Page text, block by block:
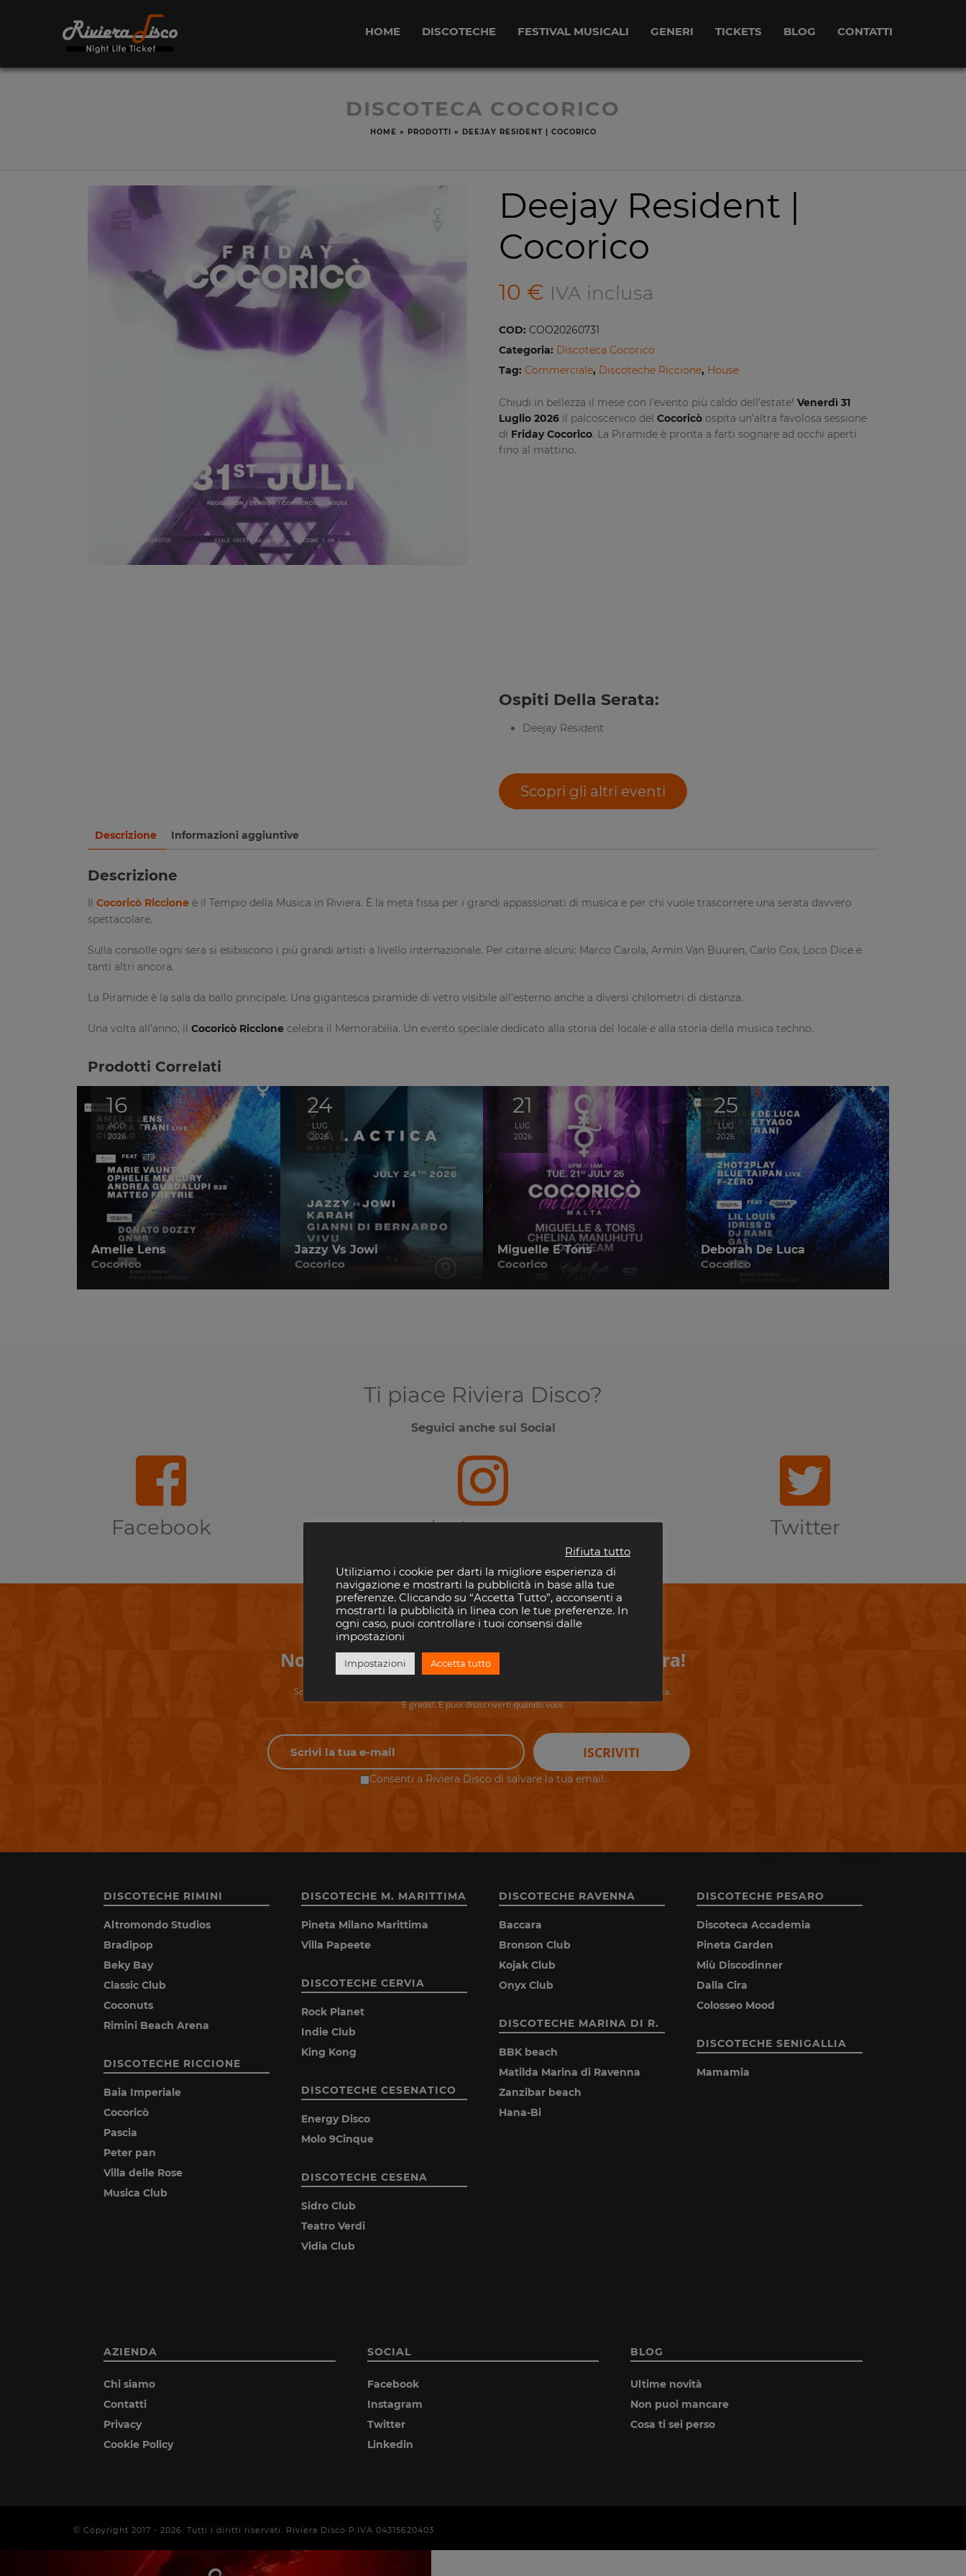
HOME DISCOTECHE FESTIVAL MUSICALI GENERI TICKETS BLOG CONTATTI
DISCOTECA COCORICO
HOME » PRODOTTI » DEEJAY RESIDENT | COCORICO
Deejay Resident |
Cocorico
10 € IVA inclusa
COD: COO20260731
Categoria: Discoteca Cocorico
Tag: Commerciale, Discoteche Riccione, House
Chiudi in bellezza il mese con l’evento più caldo dell’estate! Venerdì 31
Luglio 2026 il palcoscenico del Cocoricò ospita un’altra favolosa sessione
di Friday Cocorico. La Piramide è pronta a farti sognare ad occhi aperti
fino al mattino.
Ospiti Della Serata:
Deejay Resident
Scopri gli altri eventi
Descrizione Informazioni aggiuntive
Descrizione
Il Cocoricò Riccione è il Tempio della Musica in Riviera. È la meta fissa per i grandi appassionati di musica e per chi vuole trascorrere una serata davvero
spettacolare.
Sulla consolle ogni sera si esibiscono i più grandi artisti a livello internazionale. Per citarne alcuni: Marco Carola, Armin Van Buuren, Carlo Cox, Loco Dice e
tanti altri ancora.
La Piramide è la sala da ballo principale. Una gigantesca piramide di vetro visibile all’esterno anche a diversi chilometri di distanza.
Una volta all’anno, il Cocoricò Riccione celebra il Memorabilia. Un evento speciale dedicato alla storia del locale e alla storia della musica techno.
Prodotti Correlati
16
AGO
2026
Amelie Lens
Cocorico
24
LUG
2026
Jazzy Vs Jowi
Cocorico
21
LUG
2026
Miguelle E Tons
Cocorico
25
LUG
2026
Deborah De Luca
Cocorico
Ti piace Riviera Disco?
Seguici anche sui Social
Facebook Instagram Twitter
Non perderti i tuoi eventi preferiti in Riviera!
Scrivi il tuo indirizzo email per rimanere aggiornato con gli eventi nelle discoteche della riviera.
È gratis!. E puoi disiscriverti quando vuoi.
ISCRIVITI
Consenti a Riviera Disco di salvare la tua email.
DISCOTECHE RIMINI
Altromondo Studios
Bradipop
Beky Bay
Classic Club
Coconuts
Rimini Beach Arena
DISCOTECHE RICCIONE
Baia Imperiale
Cocoricò
Pascia
Peter pan
Villa delle Rose
Musica Club
DISCOTECHE M. MARITTIMA
Pineta Milano Marittima
Villa Papeete
DISCOTECHE CERVIA
Rock Planet
Indie Club
King Kong
DISCOTECHE CESENATICO
Energy Disco
Molo 9Cinque
DISCOTECHE CESENA
Sidro Club
Teatro Verdi
Vidia Club
DISCOTECHE RAVENNA
Baccara
Bronson Club
Kojak Club
Onyx Club
DISCOTECHE MARINA DI R.
BBK beach
Matilda Marina di Ravenna
Zanzibar beach
Hana-Bi
DISCOTECHE PESARO
Discoteca Accademia
Pineta Garden
Miù Discodinner
Dalla Cira
Colosseo Mood
DISCOTECHE SENIGALLIA
Mamamia
AZIENDA
Chi siamo
Contatti
Privacy
Cookie Policy
SOCIAL
Facebook
Instagram
Twitter
Linkedin
BLOG
Ultime novità
Non puoi mancare
Cosa ti sei perso
© Copyright 2017 - 2026. Tutti i diritti riservati. Riviera Disco P.IVA 04315620403
Rifiuta tutto
Utiliziamo i cookie per darti la migliore esperienza di
navigazione e mostrarti la pubblicità in base alla tue
preferenze. Cliccando su “Accetta Tutto”, acconsenti a
mostrarti la pubblicità in linea con le tue preferenze. In
ogni caso, puoi controllare i tuoi consensi dalle
impostazioni
Impostazioni Accetta tutto